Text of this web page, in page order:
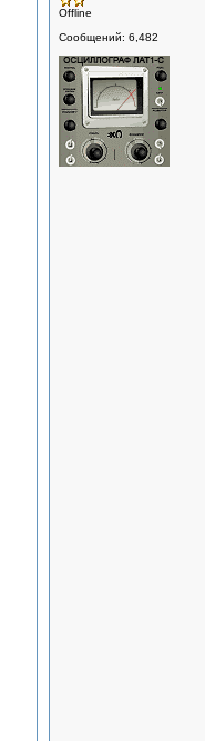
Offline
Сообщений: 6,482